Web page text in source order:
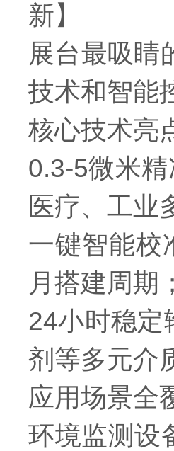
新】
展台最吸睛
技术和智能
核心技术亮
0.3-5微米
医疗、工业
一键智能校
月搭建周期；
24小时稳定
剂等多元介
应用场景全
环境监测设